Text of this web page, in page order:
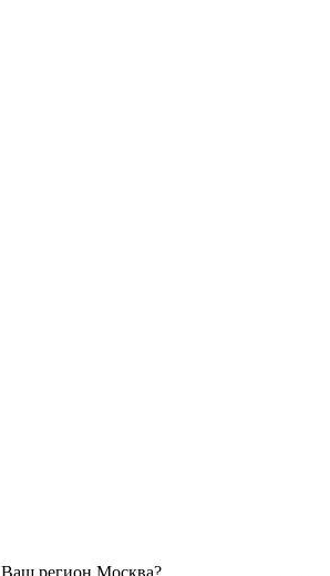
Ваш регион Москва?